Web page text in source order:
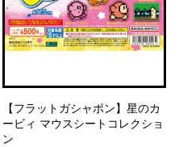
【フラットガシャポン】星のカ
ービィ マウスシートコレクショ
ン